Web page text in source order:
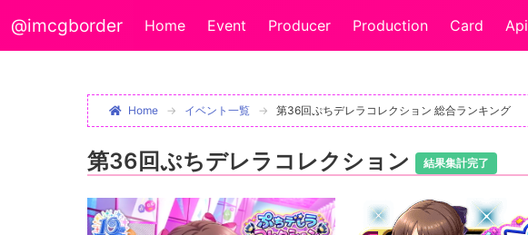
@imcgborder Home Event Producer Production Card Api
Home イベント一覧 第36回ぷちデレラコレクション 総合ランキング
第36回ぷちデレラコレクション 結果集計完了